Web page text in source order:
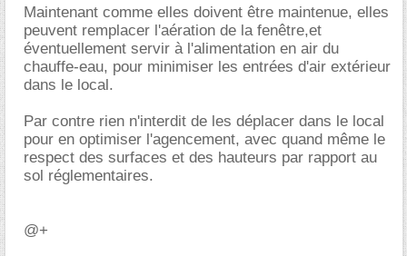
Maintenant comme elles doivent être maintenue, elles
peuvent remplacer l'aération de la fenêtre,et
éventuellement servir à l'alimentation en air du
chauffe-eau, pour minimiser les entrées d'air extérieur
dans le local.
Par contre rien n'interdit de les déplacer dans le local
pour en optimiser l'agencement, avec quand même le
respect des surfaces et des hauteurs par rapport au
sol réglementaires.
@+